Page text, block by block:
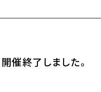
催終了しました。